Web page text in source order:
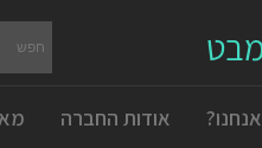
אודות החברה